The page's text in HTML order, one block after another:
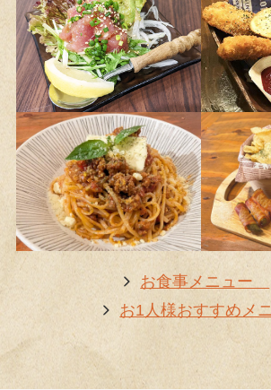
お食事メニュー
お1人様おすすめメ